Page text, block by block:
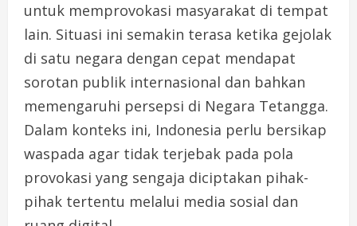
untuk memprovokasi masyarakat di tempat
lain. Situasi ini semakin terasa ketika gejolak
di satu negara dengan cepat mendapat
sorotan publik internasional dan bahkan
memengaruhi persepsi di Negara Tetangga.
Dalam konteks ini, Indonesia perlu bersikap
waspada agar tidak terjebak pada pola
provokasi yang sengaja diciptakan pihak-
pihak tertentu melalui media sosial dan